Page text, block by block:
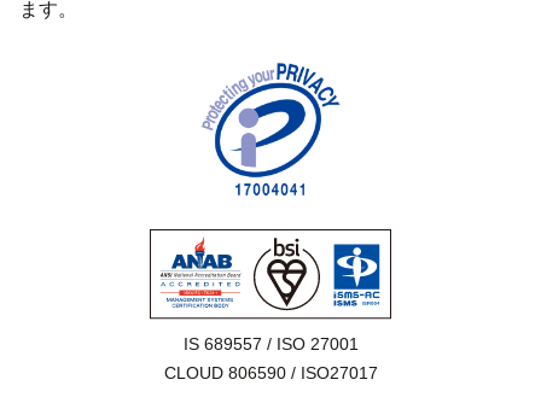
ます。
IS 689557 / ISO 27001
CLOUD 806590 / ISO27017